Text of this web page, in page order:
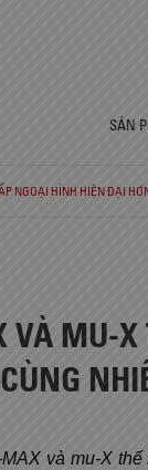
SẢN
NGOẠI HÌNH HIỆN ĐẠI
MU-
và mu-X